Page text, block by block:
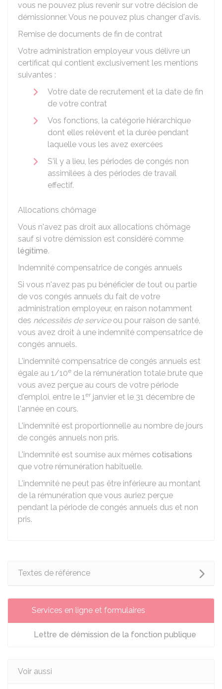
vous ne pouvez plus revenir sur votre décision de
démissionner. Vous ne pouvez plus changer d'avis.
Remise de documents de fin de contrat
Votre administration employeur vous délivre un
certificat qui contient exclusivement les mentions
suivantes :
Votre date de recrutement et la date de fin
de votre contrat
Vos fonctions, la catégorie hiérarchique
dont elles relèvent et la durée pendant
laquelle vous les avez exercées
S'il y a lieu, les périodes de congés non
assimilées à des périodes de travail
effectif.
Allocations chômage
Vous n'avez pas droit aux allocations chômage
sauf si votre démission est considéré comme
légitime.
Indemnité compensatrice de congés annuels
Si vous n'avez pas pu bénéficier de tout ou partie
de vos congés annuels du fait de votre
administration employeur, en raison notamment
des nécessités de serviceou pour raison de santé,
vous avez droit à une indemnité compensatrice de
congés annuels.
L'indemnité compensatrice de congés annuels est
égale au 1/10e de la rémunération totale brute que
vous avez perçue au cours de votre période
d'emploi, entre le 1er janvier et le 31 décembre de
l'année en cours.
L'indemnité est proportionnelle au nombre de jours
de congés annuels non pris.
L'indemnité est soumise aux mêmes cotisations
que votre rémunération habituelle.
L'indemnité ne peut pas être inférieure au montant
de la rémunération que vous auriez perçue
pendant la période de congés annuels dus et non
pris.
Textes de référence
Services en ligne et formulaires
Lettre de démission de la fonction publique
Voir aussi